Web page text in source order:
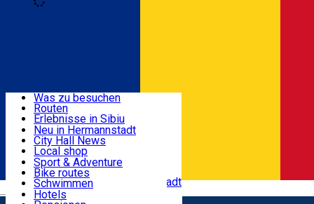
Română
Nützliche informationen
Aktivitäten & Abenteuer
Unterkunft
Was zu besuchen
Routen
Erlebnisse in Sibiu
Podcast
Kultur
Museen
Kirchen
Parks, Zoo
Im Umkreis von Hermannstadt
Neu in Hermannstadt
City Hall News
Local shop
Sibiu Handwerker
Sibiul Verde
Public services
Bildung
Sport & Adventure
Bike routes
Schwimmen
Reiten
Hotels